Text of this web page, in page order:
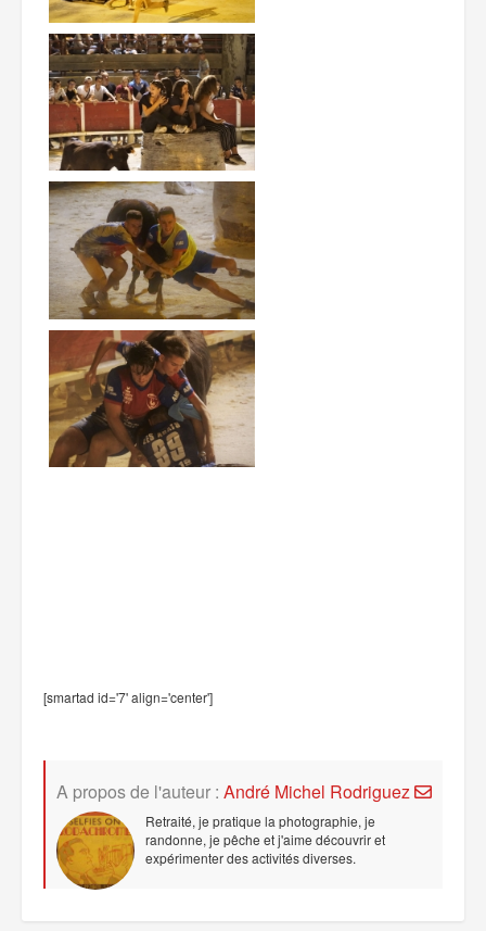
[smartad id='7' align='center']
A propos de l'auteur : André Michel Rodriguez
Retraité, je pratique la photographie, je
randonne, je pêche et j'aime découvrir et
expérimenter des activités diverses.